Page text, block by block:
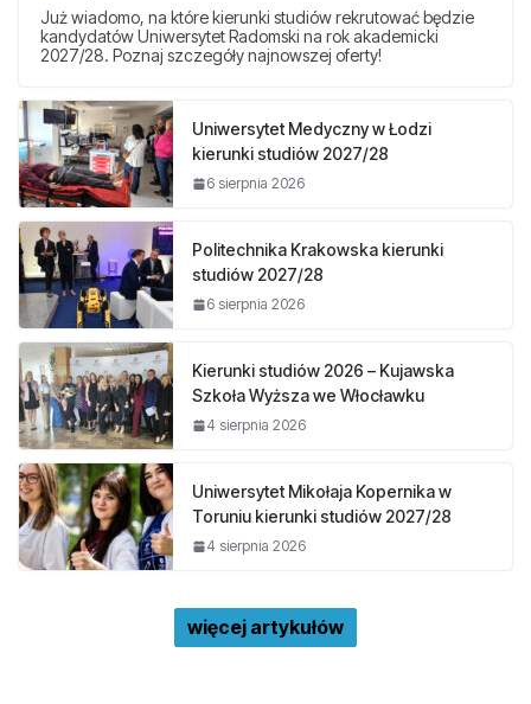
Już wiadomo, na które kierunki studiów rekrutować będzie
kandydatów Uniwersytet Radomski na rok akademicki
2027/28. Poznaj szczegóły najnowszej oferty!
Uniwersytet Medyczny w Łodzi
kierunki studiów 2027/28
6 sierpnia 2026
Politechnika Krakowska kierunki
studiów 2027/28
6 sierpnia 2026
Kierunki studiów 2026 – Kujawska
Szkoła Wyższa we Włocławku
4 sierpnia 2026
Uniwersytet Mikołaja Kopernika w
Toruniu kierunki studiów 2027/28
4 sierpnia 2026
więcej artykułów